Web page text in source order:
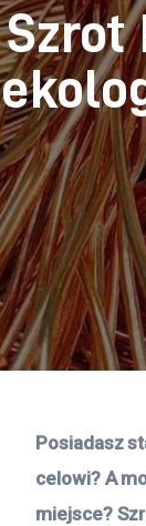
Szrot
Posiadasz
celowi? A
miejsce?